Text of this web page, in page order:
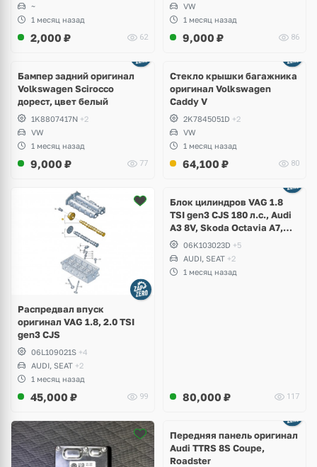
~
1 месяц назад
2,000 ₽ 62
VW
1 месяц назад
9,000 ₽ 86
Бампер задний оригинал
Volkswagen Scirocco
дорест, цвет белый
1K8807417N +2
VW
1 месяц назад
9,000 ₽ 77
Стекло крышки багажника
оригинал Volkswagen
Caddy V
2K7845051D +2
VW
1 месяц назад
64,100 ₽ 80
Распредвал впуск
оригинал VAG 1.8, 2.0 TSI
gen3 CJS
06L109021S +4
AUDI, SEAT +2
1 месяц назад
45,000 ₽ 99
2 фото
Блок цилиндров VAG 1.8
TSI gen3 CJS 180 л.с., Audi
A3 8V, Skoda Octavia A7,
Superb, Volkswagen Passat
B8, Golf VII Alltrack, Seat
Leon
06K103023D +5
AUDI, SEAT +2
1 месяц назад
80,000 ₽ 117
2 фото
Передняя панель оригинал
Audi TTRS 8S Coupe,
Roadster